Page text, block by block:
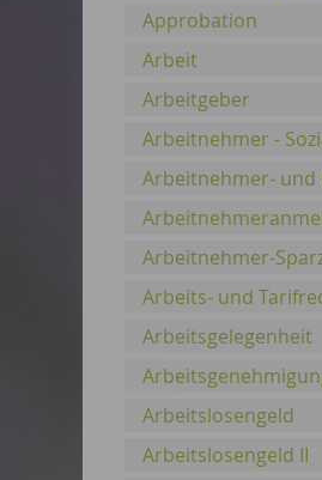
Approbation
Arbeit
Arbeitgeber
Arbeitnehmer -
Arbeitnehmer-
Arbeitnehmer-
Arbeits- und
Arbeitsgelegenheit
Arbeitslosengeld
Arbeitslosengeld II